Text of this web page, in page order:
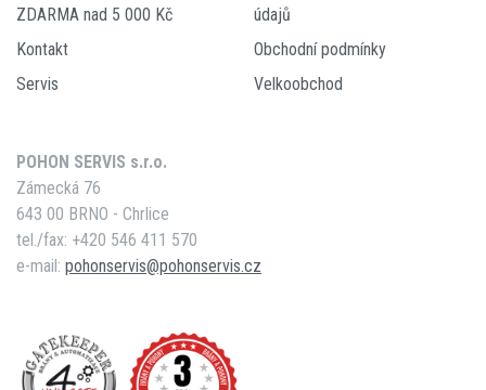
ZDARMA nad 5 000 Kč
údajů
Kontakt
Obchodní podmínky
Servis
Velkoobchod
POHON SERVIS s.r.o.
Zámecká 76
643 00 BRNO - Chrlice
tel./fax: +420 546 411 570
e-mail: pohonservis@pohonservis.cz